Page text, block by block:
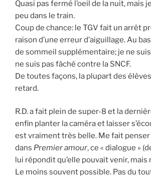
Quasi pas fermé l’oeil de la nuit, mais
peu dans le train.
Coup de chance: le TGV fait un arrêt
raison d’une erreur d’aiguillage. Au
de sommeil supplémentaire; je ne
ne suis pas fâché contre la SNCF.
De toutes façons, la plupart des
retard.
R.D. a fait plein de super-8 et la
enfin planter la caméra et laisser
est vraiment très belle. Me fait penser
dans Premier amour, ce « dialogue »
lui répondit qu’elle pouvait venir,
Le moins souvent possible. Pas du